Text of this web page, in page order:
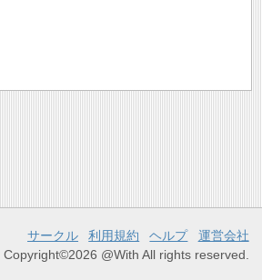
サークル 利用規約 ヘルプ
運営会社
Copyright©2026 @With All rights reserved.